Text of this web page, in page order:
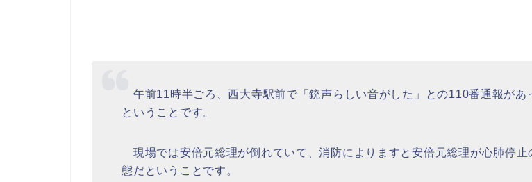
午前11時半ごろ、西大寺駅前で「銃声らしい音がした」との110番通報があ
ということです。
現場では安倍元総理が倒れていて、消防によりますと安倍元総理が心肺停止
態だということです。